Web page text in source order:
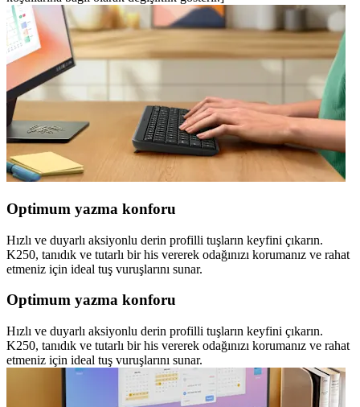
Optimum yazma konforu
Hızlı ve duyarlı aksiyonlu derin profilli tuşların keyfini çıkarın.
K250, tanıdık ve tutarlı bir his vererek odağınızı korumanız ve rahat
etmeniz için ideal tuş vuruşlarını sunar.
Optimum yazma konforu
Hızlı ve duyarlı aksiyonlu derin profilli tuşların keyfini çıkarın.
K250, tanıdık ve tutarlı bir his vererek odağınızı korumanız ve rahat
etmeniz için ideal tuş vuruşlarını sunar.